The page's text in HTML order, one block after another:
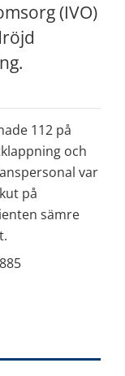
(IVO)
112 på
och
var
på
sämre